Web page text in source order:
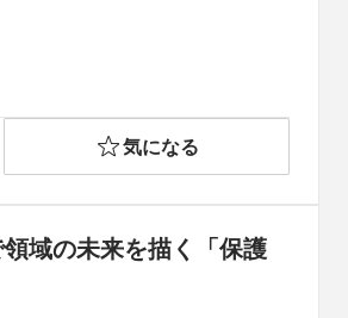
気になる
域の未来を描く「保護